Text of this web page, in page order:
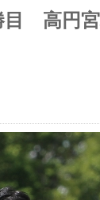
高円